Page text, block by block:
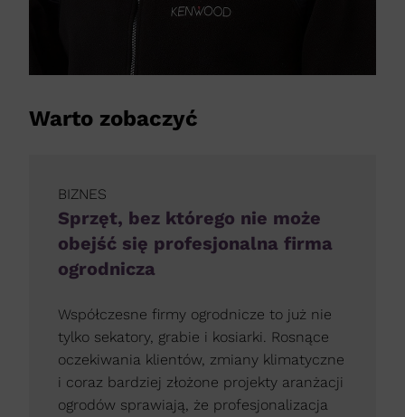
Warto zobaczyć
BIZNES
Sprzęt, bez którego nie może
obejść się profesjonalna firma
ogrodnicza
Współczesne firmy ogrodnicze to już nie
tylko sekatory, grabie i kosiarki. Rosnące
oczekiwania klientów, zmiany klimatyczne
i coraz bardziej złożone projekty aranżacji
ogrodów sprawiają, że profesjonalizacja